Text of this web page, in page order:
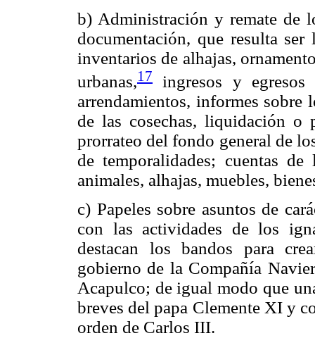
b) Administración y remate de
documentación, que resulta
inventarios de alhajas,
urbanas,17
ingresos y egresos
arrendamientos, informes sobre
de las cosechas, liquidación o
prorrateo del fondo general de
de temporalidades; cuentas
animales, alhajas, muebles,
c) Papeles sobre asuntos de
con las actividades de los
destacan los bandos para
gobierno de la Compañía
Acapulco; de igual modo que
breves del papa Clemente XI y
orden de Carlos III.